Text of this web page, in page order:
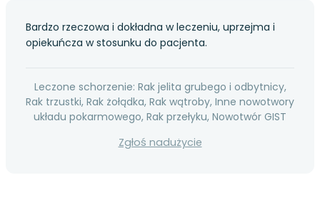
Bardzo rzeczowa i dokładna w leczeniu, uprzejma i
opiekuńcza w stosunku do pacjenta.
Leczone schorzenie: Rak jelita grubego i odbytnicy,
Rak trzustki, Rak żołądka, Rak wątroby, Inne nowotwory
układu pokarmowego, Rak przełyku, Nowotwór GIST
Zgłoś nadużycie